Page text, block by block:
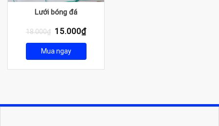
Lưới bóng đá
18.000₫ Giá
là:
18.000₫.
15.000₫Giá
tại
Mua ngay